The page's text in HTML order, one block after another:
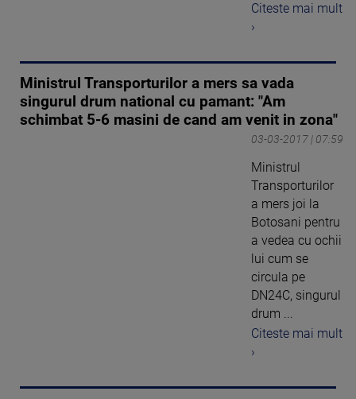
Citeste mai mult
›
Ministrul Transporturilor a mers sa vada
singurul drum national cu pamant: "Am
schimbat 5-6 masini de cand am venit in zona"
03-03-2017 | 07:59
Ministrul
Transporturilor
a mers joi la
Botosani pentru
a vedea cu ochii
lui cum se
circula pe
DN24C, singurul
drum ...
Citeste mai mult
›